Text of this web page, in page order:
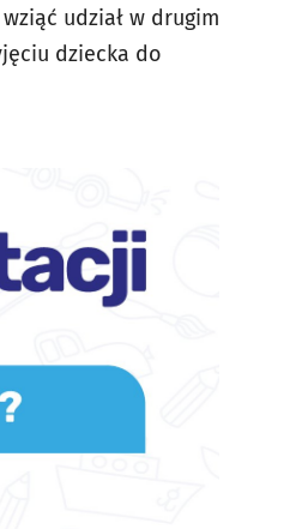
udział w drugim
dziecka do